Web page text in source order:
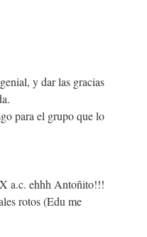
y dar las gracias
para el grupo que lo
X a.c. ehhh Antoñito!!!
rotos (Edu me